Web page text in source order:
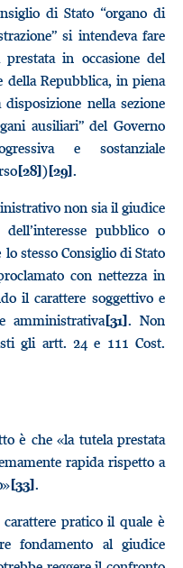
di Stato “organo di
si intendeva fare
in occasione del
Repubblica, in piena
nella sezione
ausiliari” del Governo
e sostanziale
[28])[29].
non sia il giudice
pubblico o
lo stesso Consiglio di Stato
con nettezza in
il carattere soggettivo e
amministrativa[31]. Non
gli artt. 24 e 111 Cost.
è che «la tutela prestata
rapida rispetto a
[33].
pratico il quale è
fondamento al giudice